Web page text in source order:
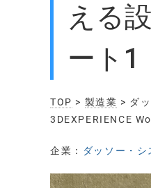
える
ート1
TOP > 製造業 > ダ
3DEXPERIENCE
企業： ダッソー・